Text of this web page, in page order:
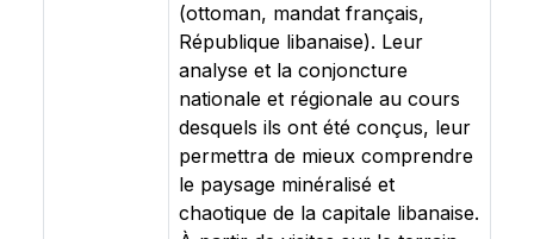
(ottoman, mandat français,
République libanaise). Leur
analyse et la conjoncture
nationale et régionale au cours
desquels ils ont été conçus, leur
permettra de mieux comprendre
le paysage minéralisé et
chaotique de la capitale libanaise.